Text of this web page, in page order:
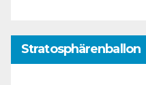
Stratosphärenballon